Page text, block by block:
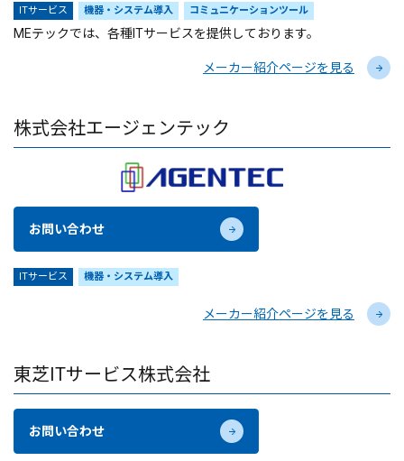
ITサービス 機器・システム導入 コミュニケーションツール
MEテックでは、各種ITサービスを提供しております。
メーカー紹介ページを見る
株式会社エージェンテック
お問い合わせ
ITサービス 機器・システム導入
メーカー紹介ページを見る
東芝ITサービス株式会社
お問い合わせ